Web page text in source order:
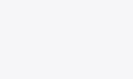
plastik kresek sudah